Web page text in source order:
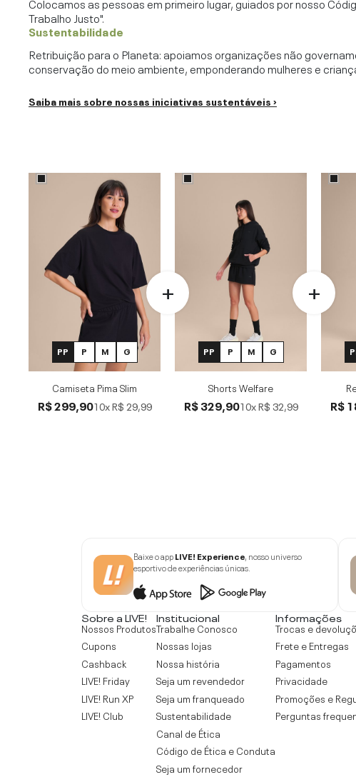
Trabalho Justo".
Sustentabilidade
Retribuição para o Planeta: apoiamos organizações não
conservação do meio ambiente, emponderando mulheres e
Saiba mais sobre nossas iniciativas sustentáveis ›
PP P M G
Camiseta Pima Slim
R$ 299,9010xR$ 29,99
PP P M G
Shorts Welfare
R$ 329,9010xR$ 32,99 R$
Baixe o appLIVE! Experience, nosso universo
esportivo de experiências únicas.
Sobre a LIVE!
Nossos Produtos
Cupons
Cashback
LIVE! Friday
LIVE! Run XP
LIVE! Club
Institucional
Trabalhe Conosco
Nossas lojas
Nossa história
Seja um revendedor
Seja um franqueado
Sustentabilidade
Canal de Ética
Código de Ética e Conduta
Seja um fornecedor
Informações
Trocas e
Frete e Entregas
Pagamentos
Privacidade
Promoções e
Perguntas